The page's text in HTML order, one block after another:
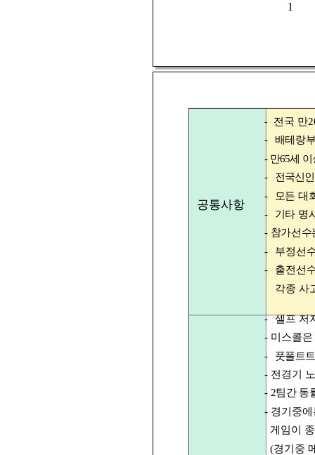
1
공통사항
-
전국 만
-
배테랑
- 만65세
-
전국신
-
모든 대
-
기타 명
- 참가선수
-
부정선
-
출전선
각종 사
-
셀프 저
- 미스콜
-
풋폴트
- 전경기
- 2팀간 동
- 경기중
게임이
(경기중